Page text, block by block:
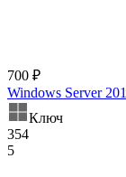
700 ₽
Windows Server
Ключ
354
5